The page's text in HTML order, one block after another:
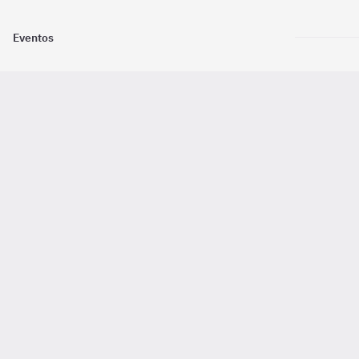
Eventos